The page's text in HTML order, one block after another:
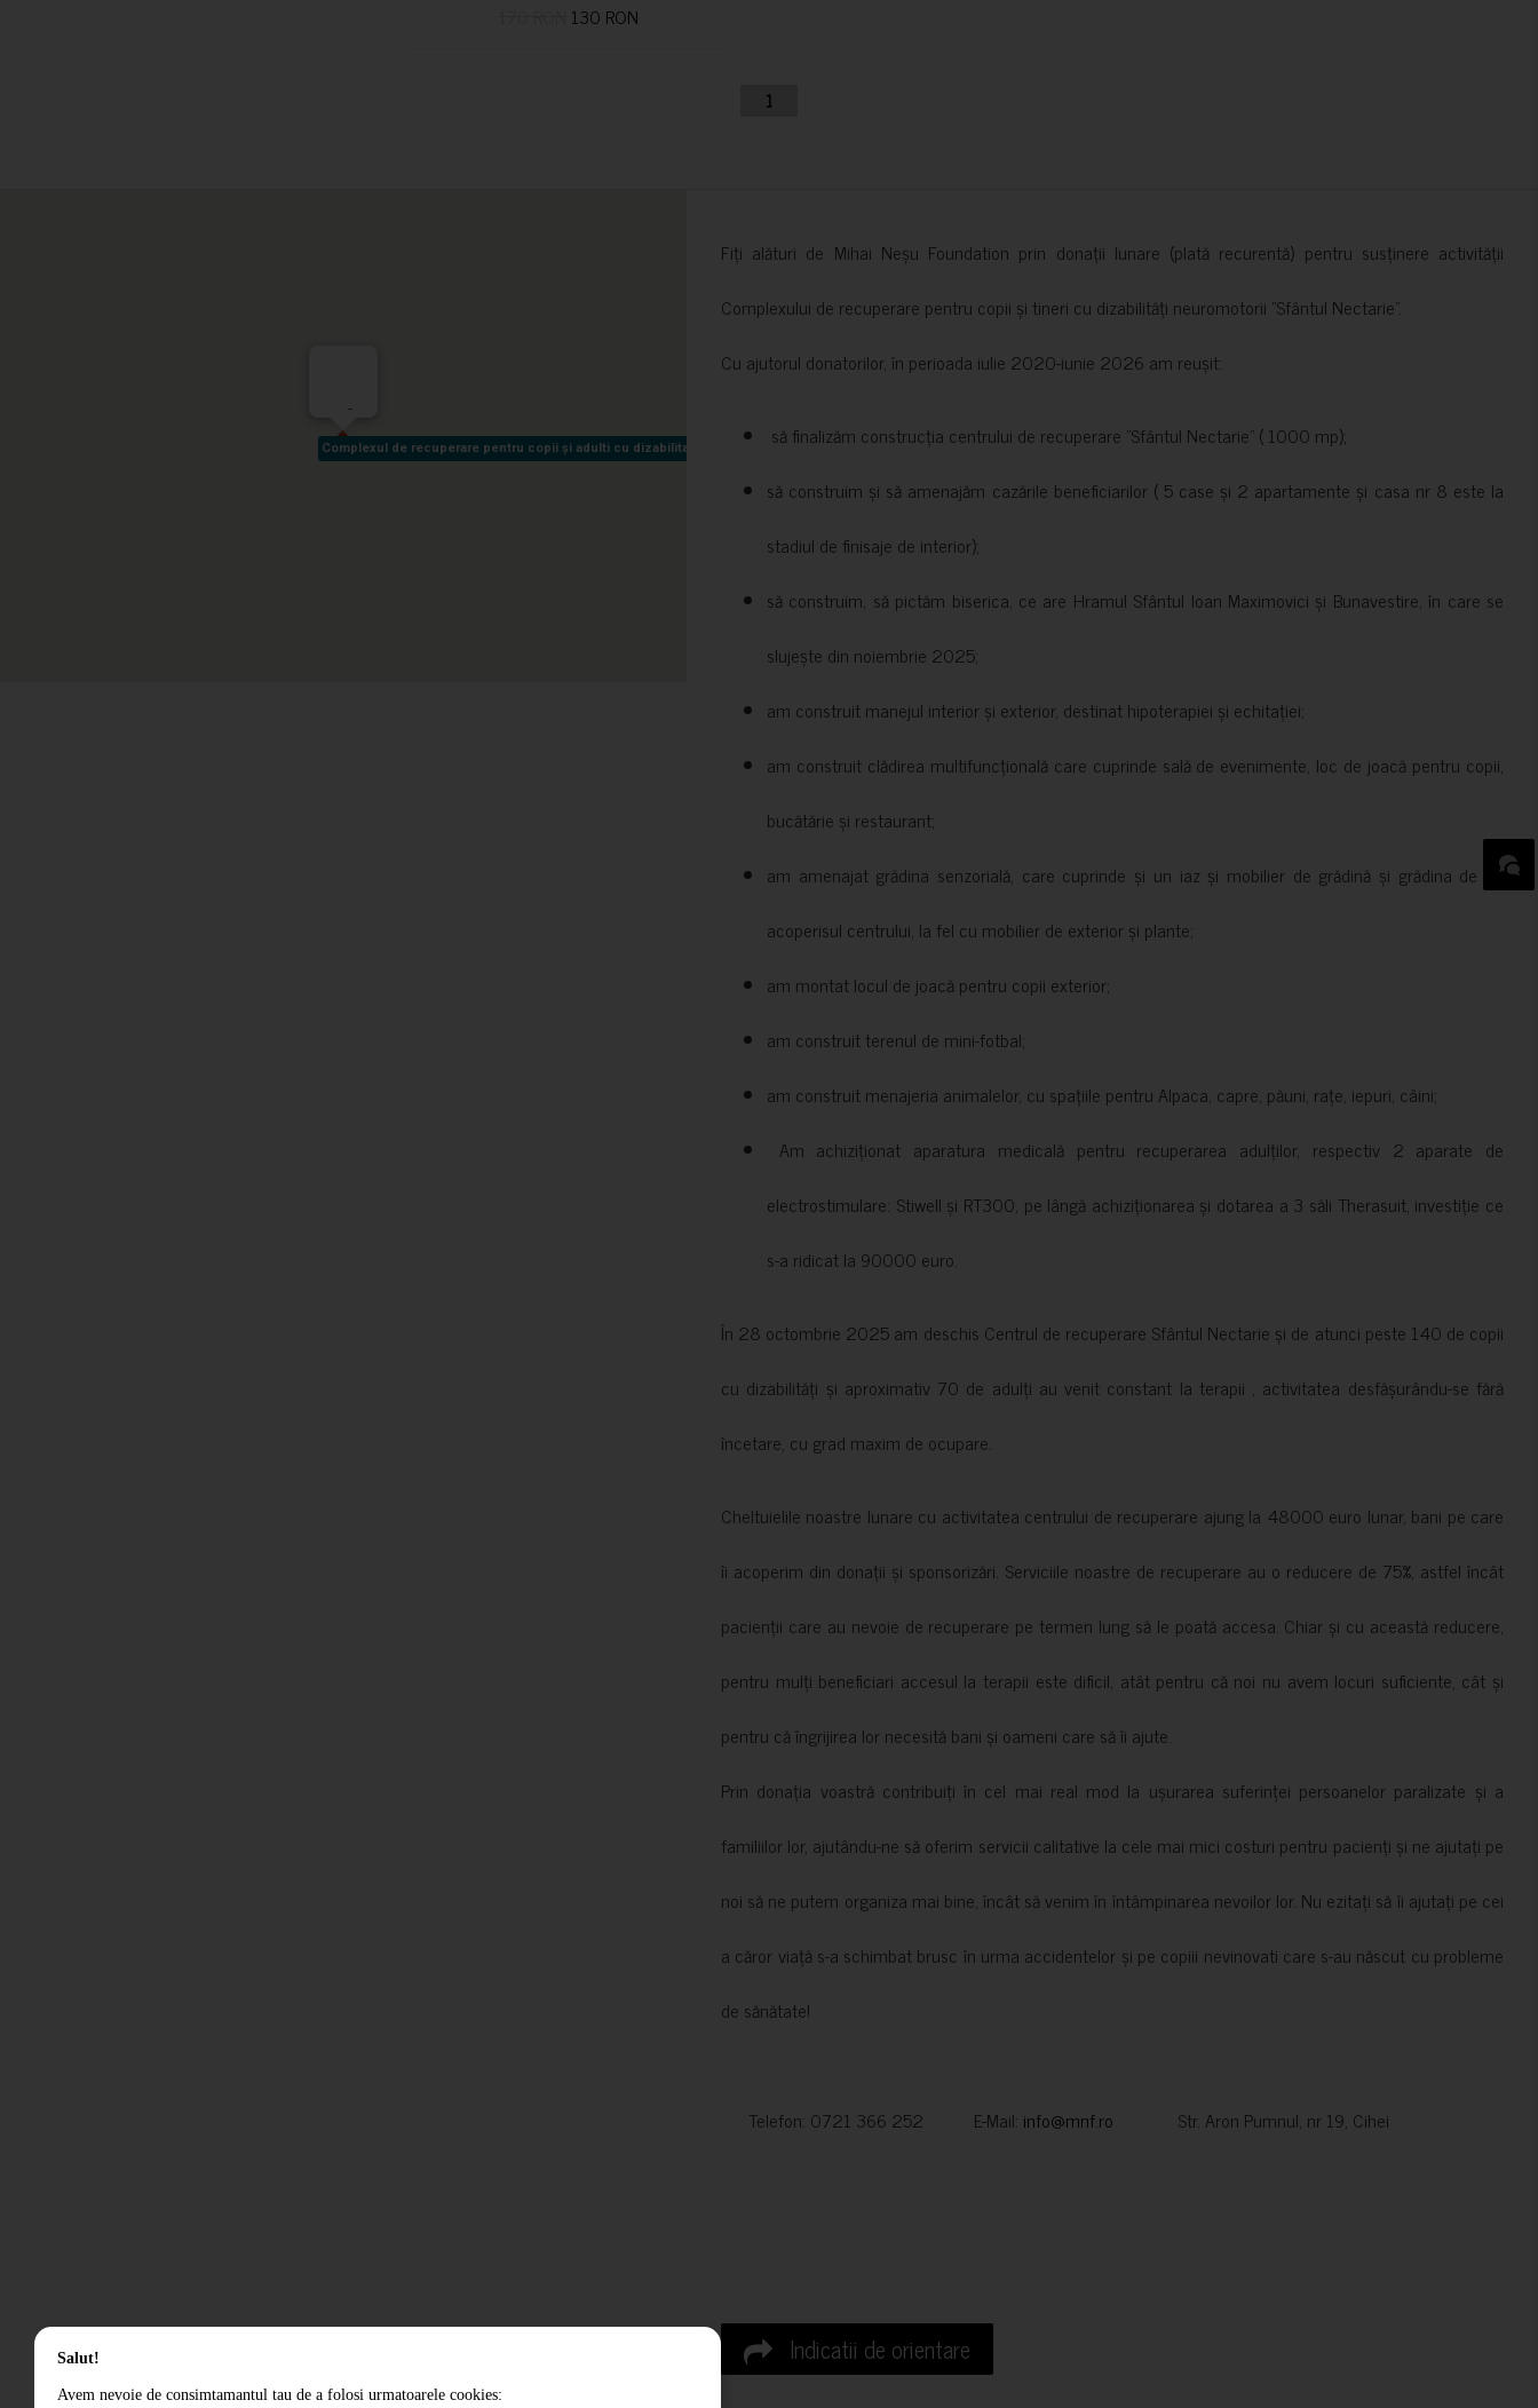
130 RON
1
Complexul de recuperare pentru copii și adulti cu dizabilitati neuromotorii Sfântul Nectarie
Complexul de recuperare pentru copii și adulti cu dizabilitati neuromotorii Sfântul Nectarie
-
Fiți alături de Mihai Neșu Foundation prin donații lunare (plată recurentă) pentru susținere activității
Complexului de recuperare pentru copii și tineri cu dizabilități neuromotorii ”Sfântul Nectarie”.
Cu ajutorul donatorilor, în perioada iulie 2020-iunie 2026 am reușit:
să finalizăm construcția centrului de recuperare ”Sfântul Nectarie” ( 1000 mp);
să construim și să amenajăm cazările beneficiarilor ( 5 case și 2 apartamente și casa nr 8 este la
stadiul de finisaje de interior);
să construim, să pictăm biserica, ce are Hramul Sfântul Ioan Maximovici și Bunavestire, în care se
slujește din noiembrie 2025;
am construit manejul interior și exterior, destinat hipoterapiei și echitației;
am construit clădirea multifuncțională care cuprinde sală de evenimente, loc de joacă pentru copii,
bucătărie și restaurant;
am amenajat grădina senzorială, care cuprinde și un iaz și mobilier de grădină și grădina de pe
acoperisul centrului, la fel cu mobilier de exterior și plante;
am montat locul de joacă pentru copii exterior;
am construit terenul de mini-fotbal;
am construit menajeria animalelor, cu spațiile pentru Alpaca, capre, păuni, rațe, iepuri, câini;
Am achiziționat aparatura medicală pentru recuperarea adulților, respectiv 2 aparate de
electrostimulare: Stiwell și RT300, pe lângă achiziționarea și dotarea a 3 săli Therasuit, investiție ce
s-a ridicat la 90000 euro.
În 28 octombrie 2025 am deschis Centrul de recuperare Sfântul Nectarie și de atunci peste 140 de copii
cu dizabilități și aproximativ 70 de adulți au venit constant la terapii , activitatea desfășurându-se fără
încetare, cu grad maxim de ocupare.
Cheltuielile noastre lunare cu activitatea centrului de recuperare ajung la 48000 euro lunar, bani pe care
îi acoperim din donații și sponsorizări. Serviciile noastre de recuperare au o reducere de 75%, astfel încât
pacienții care au nevoie de recuperare pe termen lung să le poată accesa. Chiar și cu această reducere,
pentru mulți beneficiari accesul la terapii este dificil, atât pentru că noi nu avem locuri suficiente, cât și
pentru că îngrijirea lor necesită bani și oameni care să îi ajute.
Prin donația voastră contribuiți în cel mai real mod la ușurarea suferinței persoanelor paralizate și a
familiilor lor, ajutându-ne să oferim servicii calitative la cele mai mici costuri pentru pacienți și ne ajutați pe
noi să ne putem organiza mai bine, încât să venim în întâmpinarea nevoilor lor. Nu ezitați să îi ajutați pe cei
a căror viață s-a schimbat brusc în urma accidentelor și pe copiii nevinovati care s-au născut cu probleme
de sănătate!
Telefon: 0721 366 252 E-Mail: info@mnf.ro Str. Aron Pumnul, nr 19, Cihei
Indicatii de orientare
Salut!
Avem nevoie de consimtamantul tau de a folosi urmatoarele cookies: